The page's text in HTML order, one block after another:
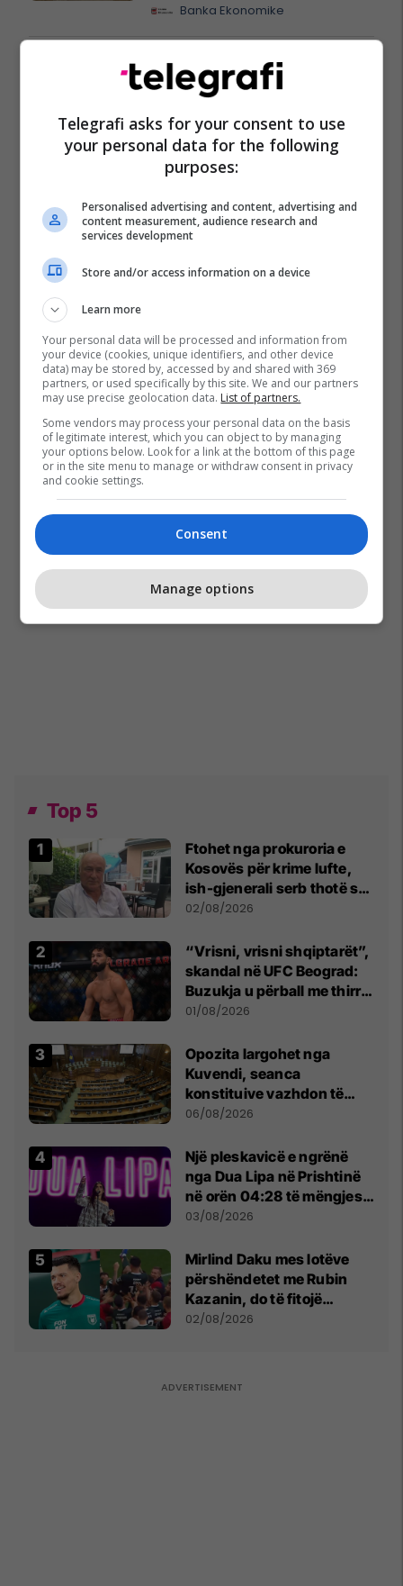
Banka Ekonomike
Mësoni kujdesin shëndetësor
përmes përvojës praktike me
EduCare
Edu Care
Top 5
Ftohet nga prokuroria e
Kosovës për krime lufte,
ish-gjenerali serb thotë se
dikush e tradhtoi në
02/08/2026
“Vrisni, vrisni shqiptarët”,
skandal në UFC Beograd:
Buzukja u përball me thirrje
anti-shqiptare nga
01/08/2026
Opozita largohet nga
Kuvendi, seanca
konstituive vazhdon të
shtunën në orën 11:00
06/08/2026
Një pleskavicë e ngrënë
nga Dua Lipa në Prishtinë
në orën 04:28 të mëngjesit
- dhe bota digjitale serbe
03/08/2026
Mirlind Daku mes lotëve
përshëndetet me Rubin
Kazanin, do të fitojë
miliona te Spartak Moska
02/08/2026
Telegrafi asks for your consent to use
your personal data for the following
purposes:
Personalised advertising and content, advertising and
content measurement, audience research and
services development
Store and/or access information on a device
Learn more
Your personal data will be processed and information from
your device (cookies, unique identifiers, and other device
data) may be stored by, accessed by and shared with 369
partners, or used specifically by this site. We and our partners
may use precise geolocation data. List of partners.
Some vendors may process your personal data on the basis
of legitimate interest, which you can object to by managing
your options below. Look for a link at the bottom of this page
or in the site menu to manage or withdraw consent in privacy
and cookie settings.
Consent
Manage options